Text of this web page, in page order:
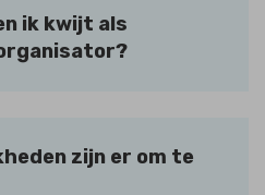
ik kwijt als
zijn er om te